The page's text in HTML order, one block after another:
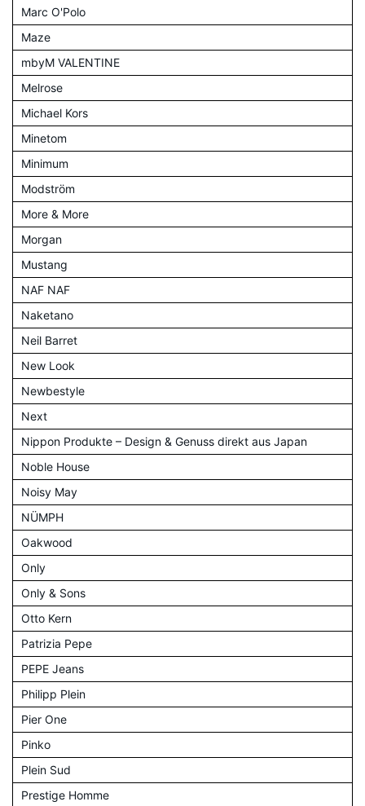
Marc O'Polo
Maze
mbyM VALENTINE
Melrose
Michael Kors
Minetom
Minimum
Modström
More & More
Morgan
Mustang
NAF NAF
Naketano
Neil Barret
New Look
Newbestyle
Next
Nippon Produkte – Design & Genuss direkt aus Japan
Noble House
Noisy May
NÜMPH
Oakwood
Only
Only & Sons
Otto Kern
Patrizia Pepe
PEPE Jeans
Philipp Plein
Pier One
Pinko
Plein Sud
Prestige Homme